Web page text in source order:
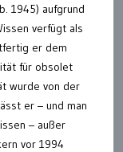
1945) aufgrund
verfügt als
er dem
für obsolet
wurde von der
er – und man
– außer
vor 1994